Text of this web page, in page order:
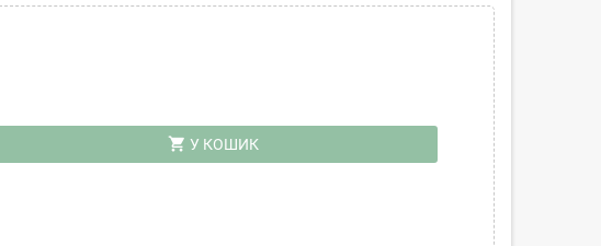
shopping_cart У КОШИК